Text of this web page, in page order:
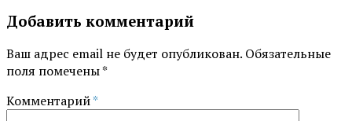
Добавить комментарий
Ваш адрес email не будет опубликован. Обязательные
поля помечены*
Комментарий*